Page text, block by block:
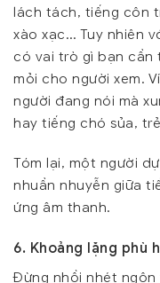
lách tách, tiếng côn
xào xạc… Tuy nhiên
có vai trò gì bạn cần
mỏi cho người xem.
người đang nói mà
hay tiếng chó sủa,
Tóm lại, một người
nhuần nhuyễn giữa
ứng âm thanh.
6. Khoảng lặng phù
Đừng nhồi nhét